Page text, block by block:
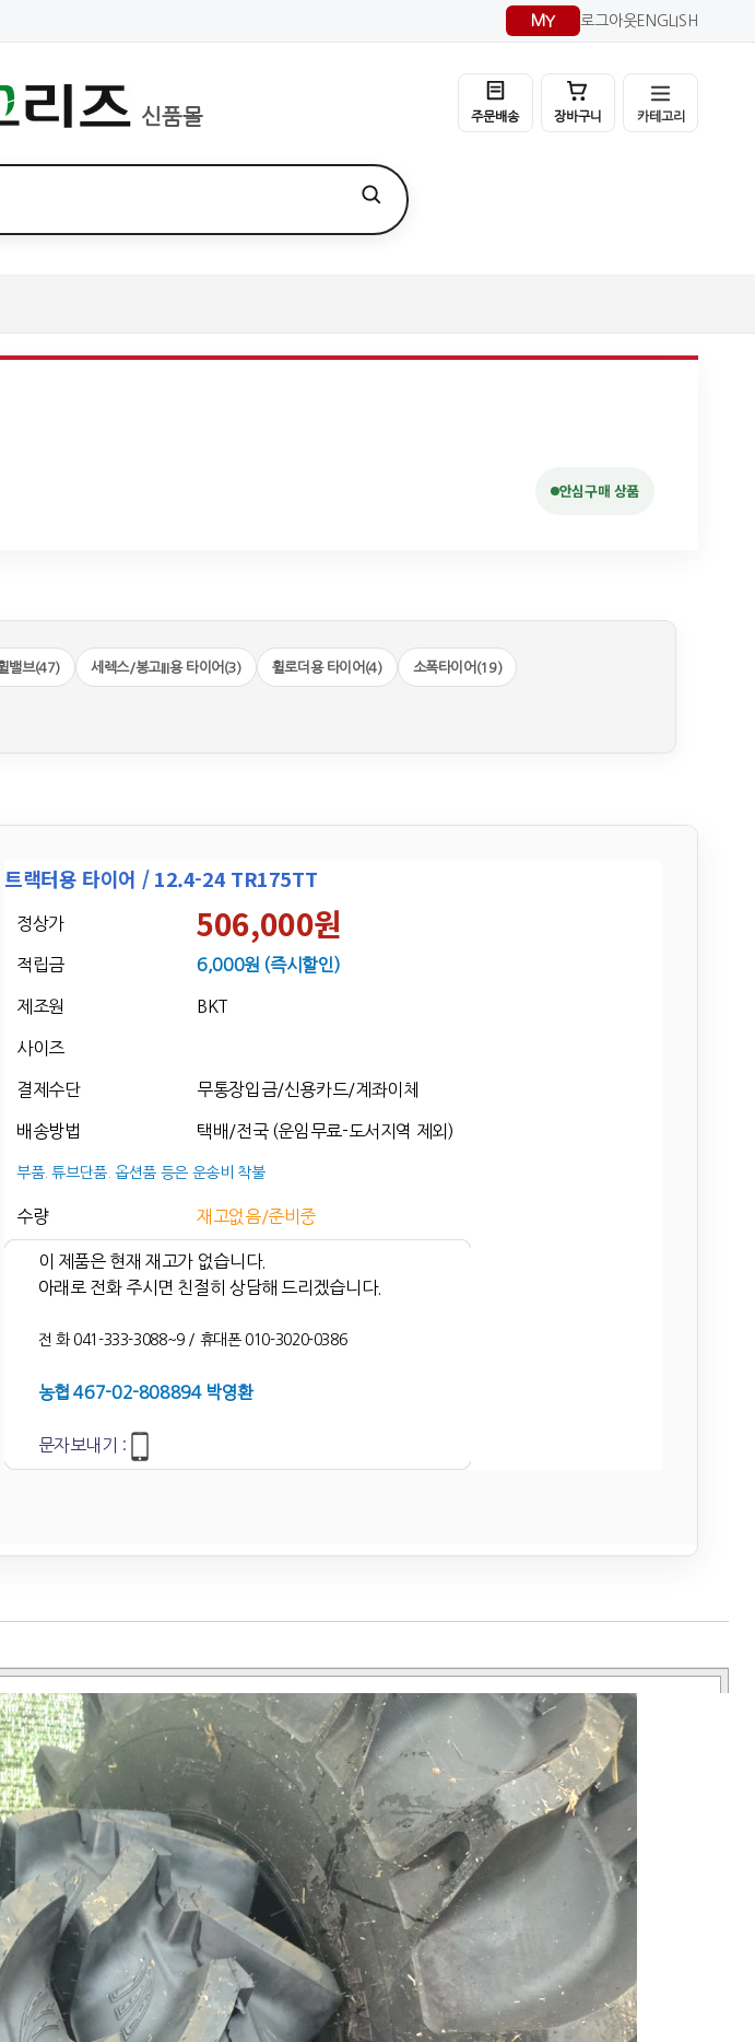
MY 로그아웃ENGLISH
신품몰 주문배송 장바구니 카테고리
안심구매 상품
밸브(47) 세렉스/봉고III용 타이어(3) 휠로더용 타이어(4) 소폭타이어(19)
트랙터용 타이어 / 12.4-24 TR175TT
정상가 506,000원
적립금 6,000원 (즉시할인)
제조원 BKT
사이즈
결제수단 무통장입금/신용카드/계좌이체
배송방법 택배/전국 (운임무료-도서지역 제외)
부품. 튜브단품. 옵션품 등은 운송비 착불
수량 재고없음/준비중
이 제품은 현재 재고가 없습니다.
아래로 전화 주시면 친절히 상담해 드리겠습니다.
전 화 041-333-3088~9 / 휴대폰 010-3020-0386
농협 467-02-808894 박영환
문자보내기 :